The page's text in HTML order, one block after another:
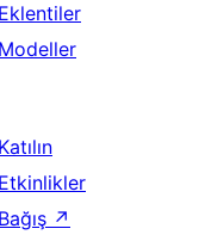
Eklentiler
Modeller
Katılın
Etkinlikler
Bağış ↗